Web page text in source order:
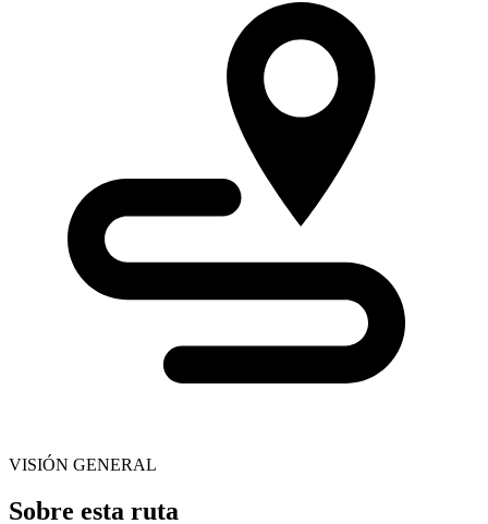
VISIÓN GENERAL
Sobre esta ruta